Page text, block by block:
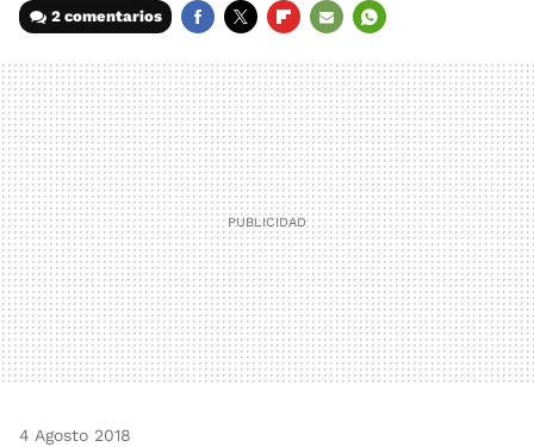
2 comentarios
MAIL
4 Agosto 2018